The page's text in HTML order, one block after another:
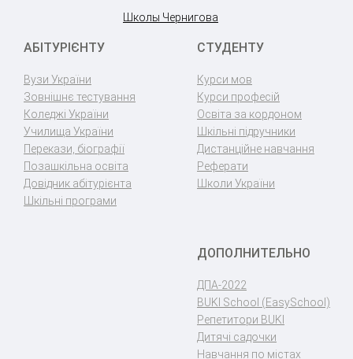
Школы Чернигова
АБІТУРІЄНТУ
Вузи України
Зовнішнє тестування
Коледжі України
Училища України
Перекази, біографії
Позашкільна освіта
Довідник абітурієнта
Шкільні програми
СТУДЕНТУ
Курси мов
Курси професій
Освіта за кордоном
Шкільні підручники
Дистанційне навчання
Реферати
Школи України
ДОПОЛНИТЕЛЬНО
ДПА-2022
BUKI School (EasySchool)
Репетитори BUKI
Дитячі садочки
Навчання по містах